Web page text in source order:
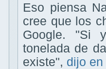
Eso piensa
cree que los
Google. "Si
tonelada de
existe", dijo